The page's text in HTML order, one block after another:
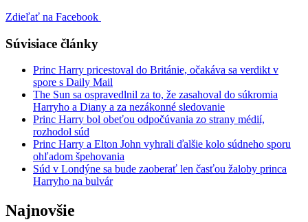
Zdieľať na Facebook
Súvisiace články
Princ Harry pricestoval do Británie, očakáva sa verdikt v
spore s Daily Mail
The Sun sa ospravedlnil za to, že zasahoval do súkromia
Harryho a Diany a za nezákonné sledovanie
Princ Harry bol obeťou odpočúvania zo strany médií,
rozhodol súd
Princ Harry a Elton John vyhrali ďalšie kolo súdneho sporu
ohľadom špehovania
Súd v Londýne sa bude zaoberať len časťou žaloby princa
Harryho na bulvár
Najnovšie